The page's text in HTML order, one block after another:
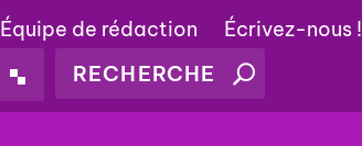
Équipe de rédaction Écrivez-nous !